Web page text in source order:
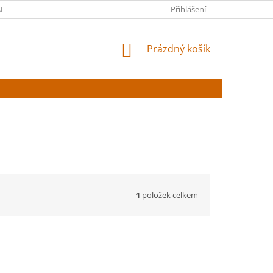
OSOBNÍCH ÚDAJŮ Přihlášení
NÁKUPNÍ
Prázdný košík
1 položek celkem